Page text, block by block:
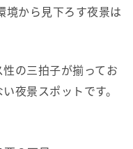
境から見下ろす夜景は
の三拍子が揃ってお
夜景スポットです。